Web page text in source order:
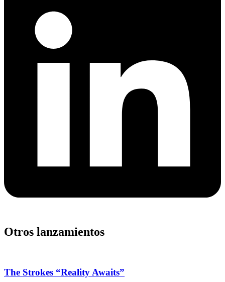
Otros lanzamientos
The Strokes “Reality Awaits”